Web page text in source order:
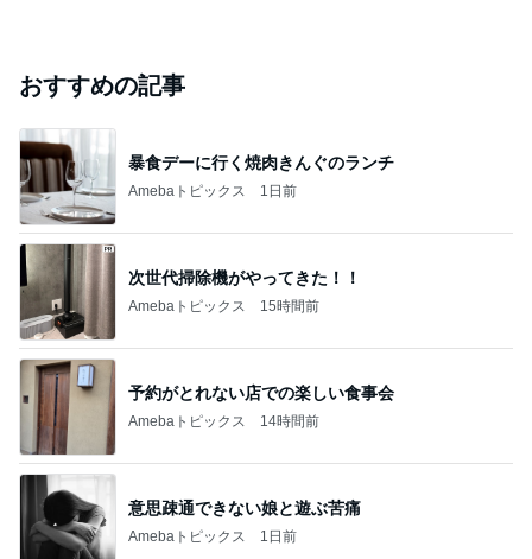
おすすめの記事
暴食デーに行く焼肉きんぐのランチ
Amebaトピックス 1日前
次世代掃除機がやってきた！！
Amebaトピックス 15時間前
予約がとれない店での楽しい食事会
Amebaトピックス 14時間前
意思疎通できない娘と遊ぶ苦痛
Amebaトピックス 1日前